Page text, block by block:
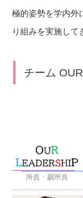
極的姿勢を学内外
り組みを実施して
チーム